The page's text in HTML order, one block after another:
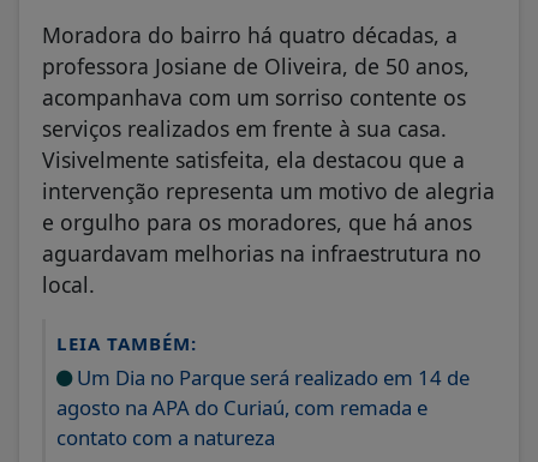
Moradora do bairro há quatro décadas, a
professora Josiane de Oliveira, de 50 anos,
acompanhava com um sorriso contente os
serviços realizados em frente à sua casa.
Visivelmente satisfeita, ela destacou que a
intervenção representa um motivo de alegria
e orgulho para os moradores, que há anos
aguardavam melhorias na infraestrutura no
local.
LEIA TAMBÉM:
Um Dia no Parque será realizado em 14 de
agosto na APA do Curiaú, com remada e
contato com a natureza